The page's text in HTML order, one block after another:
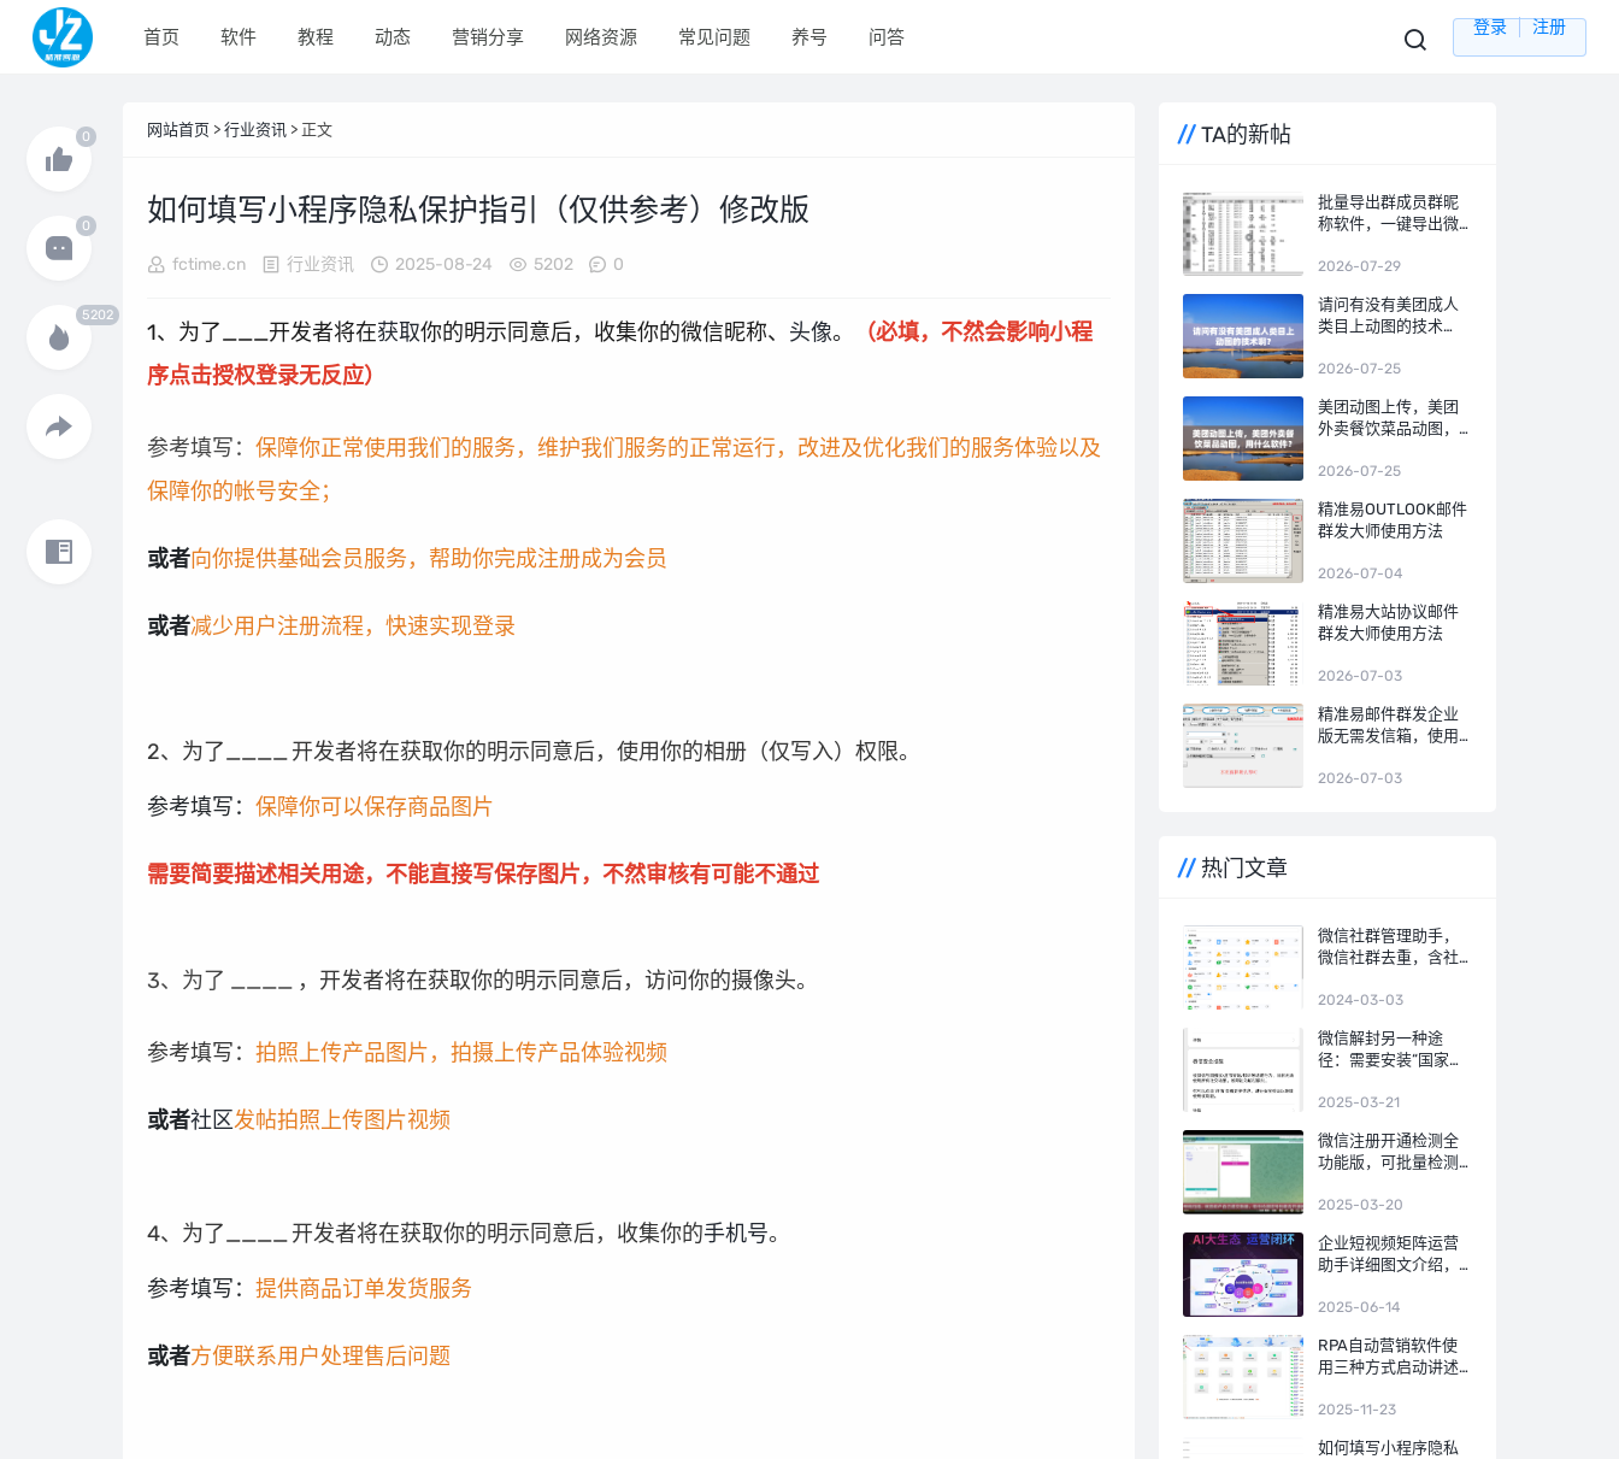
首页 软件 教程 动态 营销分享 网络资源 常见问题 养号 问答 登录 注册
网站首页 > 行业资讯 > 正文
如何填写小程序隐私保护指引（仅供参考）修改版
fctime.cn 行业资讯 2025-08-24 5202 0
1、为了___开发者将在获取你的明示同意后，收集你的微信昵称、 头像。
（必填，不然会影响小程
序点击授权登录无反应）
参考填写： 保障你正常使用我们的服务，维护我们服务的正常运行，改进及优化我们的服务体验以及
保障你的帐号安全；
或者向你提供基础会员服务，帮助你完成注册成为会员
或者减少用户注册流程，快速实现登录
2、为了____开发者将在获取你的明示同意后，使用你的相册（仅写入）权限。
参考填写： 保障你可以保存商品图片
需要简要描述相关用途，不能直接写保存图片，不然审核有可能不通过
3、为了 ____ ，开发者将在获取你的明示同意后，访问你的摄像头。
参考填写： 拍照上传产品图片，拍摄上传产品体验视频
或者社区发帖拍照上传图片视频
4、为了____开发者将在获取你的明示同意后，收集你的手机号。
参考填写： 提供商品订单发货服务
或者方便联系用户处理售后问题
TA的新帖
批量导出群成员群昵
称软件，一键导出微
2026-07-29
请问有没有美团成人
类目上动图的技术
2026-07-25
美团动图上传，美团
外卖餐饮菜品动图，
2026-07-25
精准易OUTLOOK邮件
群发大师使用方法
2026-07-04
精准易大站协议邮件
群发大师使用方法
2026-07-03
精准易邮件群发企业
版无需发信箱，使用
文教程
2026-07-03
热门文章
微信社群管理助手，
微信社群去重，含社
社群裂变、积分营
回复、清理僵尸粉等
等智能功能
2024-03-03
微信解封另一种途
径：需要安装“国家网
需要朋友发送验证信
2025-03-21
微信注册开通检测全
功能版，可批量检测
信，国内号码筛选，
外号码，微信号QQ号
等多种号码格式
2025-03-20
企业短视频矩阵运营
助手详细图文介绍，
AI视频
2025-06-14
RPA自动营销软件使
用三种方式启动讲述
2025-11-23
如何填写小程序隐私